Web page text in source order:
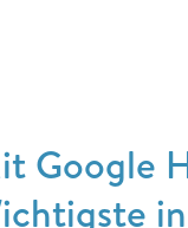
Google